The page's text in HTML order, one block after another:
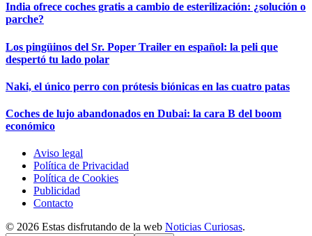
India ofrece coches gratis a cambio de esterilización: ¿solución o
parche?
Los pingüinos del Sr. Poper Trailer en español: la peli que
despertó tu lado polar
Naki, el único perro con prótesis biónicas en las cuatro patas
Coches de lujo abandonados en Dubai: la cara B del boom
económico
Aviso legal
Política de Privacidad
Política de Cookies
Publicidad
Contacto
© 2026 Estas disfrutando de la web Noticias Curiosas.